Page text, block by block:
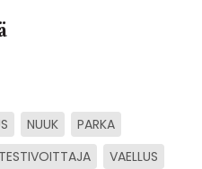
NUUK
PARKA
TESTIVOITTAJA
VAELLUS